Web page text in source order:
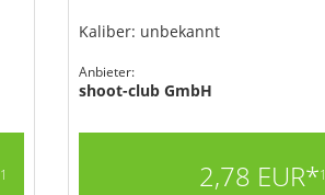
1
Kaliber: unbekannt
Anbieter:
shoot-club GmbH
2,78 EUR*1